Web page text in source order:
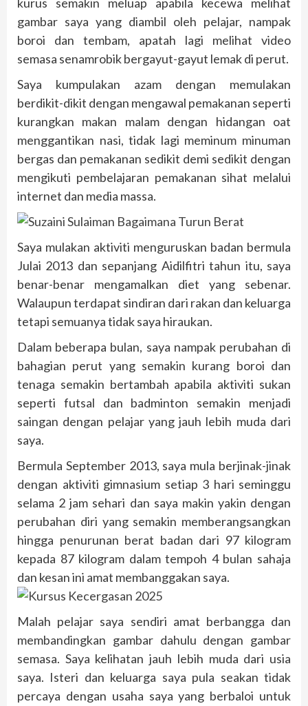
gambar saya yang diambil oleh pelajar, nampak
boroi dan tembam, apatah lagi melihat video
semasa senamrobik bergayut-gayut lemak di perut.
Saya kumpulakan azam dengan memulakan
berdikit-dikit dengan mengawal pemakanan seperti
kurangkan makan malam dengan hidangan oat
menggantikan nasi, tidak lagi meminum minuman
bergas dan pemakanan sedikit demi sedikit dengan
mengikuti pembelajaran pemakanan sihat melalui
internet dan media massa.
Saya mulakan aktiviti menguruskan badan bermula
Julai 2013 dan sepanjang Aidilfitri tahun itu, saya
benar-benar mengamalkan diet yang sebenar.
Walaupun terdapat sindiran dari rakan dan keluarga
tetapi semuanya tidak saya hiraukan.
Dalam beberapa bulan, saya nampak perubahan di
bahagian perut yang semakin kurang boroi dan
tenaga semakin bertambah apabila aktiviti sukan
seperti futsal dan badminton semakin menjadi
saingan dengan pelajar yang jauh lebih muda dari
saya.
Bermula September 2013, saya mula berjinak-jinak
dengan aktiviti gimnasium setiap 3 hari seminggu
selama 2 jam sehari dan saya makin yakin dengan
perubahan diri yang semakin memberangsangkan
hingga penurunan berat badan dari 97 kilogram
kepada 87 kilogram dalam tempoh 4 bulan sahaja
dan kesan ini amat membanggakan saya.
Malah pelajar saya sendiri amat berbangga dan
membandingkan gambar dahulu dengan gambar
semasa. Saya kelihatan jauh lebih muda dari usia
saya. Isteri dan keluarga saya pula seakan tidak
percaya dengan usaha saya yang berbaloi untuk